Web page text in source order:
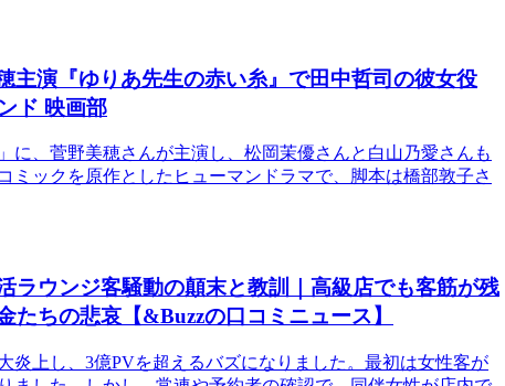
主演『ゆりあ先生の赤い糸』で田中哲司の彼女役
ド 映画部
に、菅野美穂さんが主演し、松岡茉優さんと白山乃愛さんも
ックを原作としたヒューマンドラマで、脚本は橋部敦子さ
ラウンジ客騒動の顛末と教訓｜高級店でも客筋が残
ちの悲哀【&Buzzの口コミニュース】
炎上し、3億PVを超えるバズになりました。最初は女性客が